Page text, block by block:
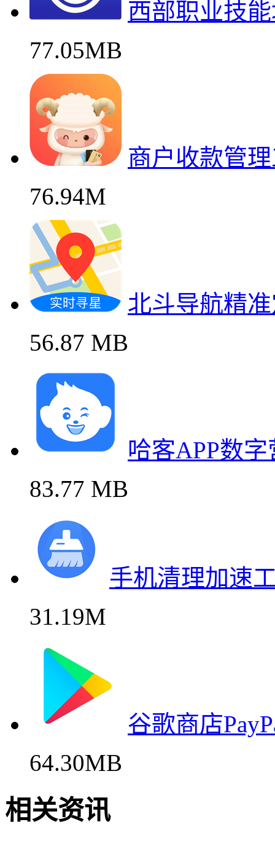
西部职业技
77.05MB
商户收款管
76.94M
北斗导航精
56.87 MB
哈客APP数
83.77 MB
手机清理加速
31.19M
谷歌商店
64.30MB
相关资讯